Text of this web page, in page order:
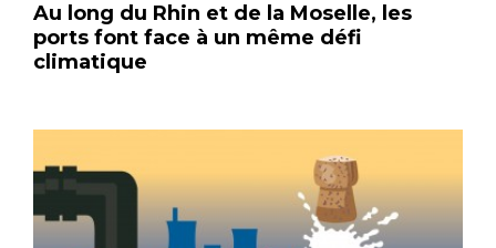
Au long du Rhin et de la Moselle, les
ports font face à un même défi
climatique